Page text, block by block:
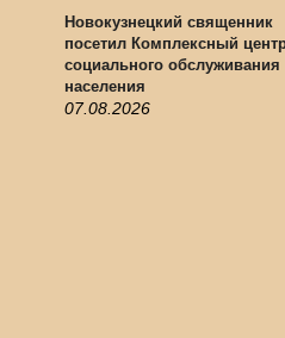
Новокузнецкий священник
посетил Комплексный
социального обслуживания
населения
07.08.2026